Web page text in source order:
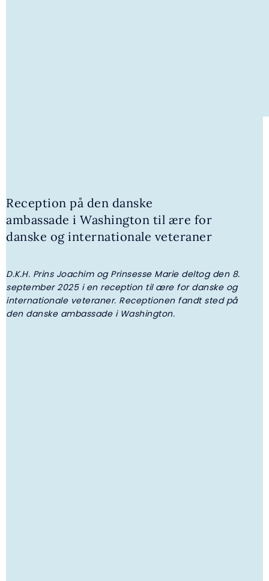
Reception på den danske
ambassade i Washington til ære for
danske og internationale veteraner
D.K.H. Prins Joachim og Prinsesse Marie deltog den 8.
september 2025 i en reception til ære for danske og
internationale veteraner. Receptionen fandt sted på
den danske ambassade i Washington.
7. JUNI 2026 | GALLERI
H.K.H. Prins Joachims fødselsdag